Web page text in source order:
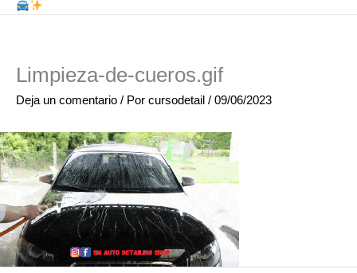
Limpieza-de-cueros.gif
Deja un comentario / Por cursodetail / 09/06/2023